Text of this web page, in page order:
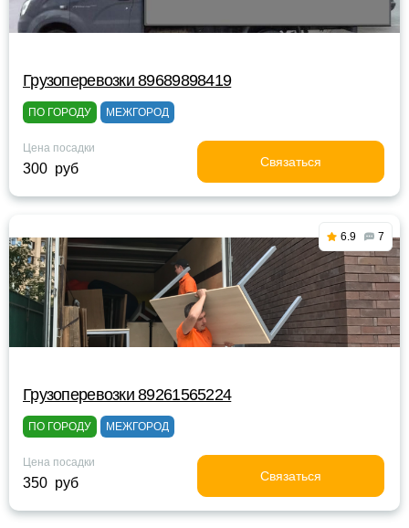
Грузоперевозки 89689898419
ПО ГОРОДУ МЕЖГОРОД
Цена посадки
300 руб Связаться
6.9 7
Грузоперевозки 89261565224
ПО ГОРОДУ МЕЖГОРОД
Цена посадки
350 руб Связаться